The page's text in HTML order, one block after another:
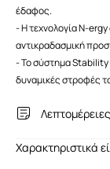
έδαφος.
- Η τεχνολογία N-ergy
αντικραδασμική
- Το σύστημα Stability
δυναμικές στροφές
Χαρακτηριστικά